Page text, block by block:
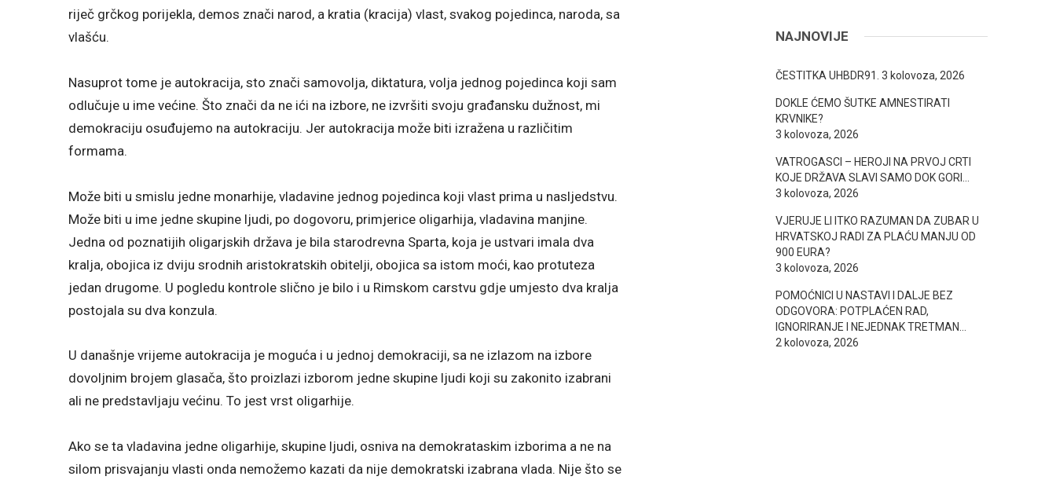
riječ grčkog porijekla, demos znači narod, a kratia (kracija) vlast, svakog pojedinca, naroda, sa
vlašću.
Nasuprot tome je autokracija, sto znači samovolja, diktatura, volja jednog pojedinca koji sam
odlučuje u ime većine. Što znači da ne ići na izbore, ne izvršiti svoju građansku dužnost, mi
demokraciju osuđujemo na autokraciju. Jer autokracija može biti izražena u različitim
formama.
Može biti u smislu jedne monarhije, vladavine jednog pojedinca koji vlast prima u nasljedstvu.
Može biti u ime jedne skupine ljudi, po dogovoru, primjerice oligarhija, vladavina manjine.
Jedna od poznatijih oligarjskih država je bila starodrevna Sparta, koja je ustvari imala dva
kralja, obojica iz dviju srodnih aristokratskih obitelji, obojica sa istom moći, kao protuteza
jedan drugome. U pogledu kontrole slično je bilo i u Rimskom carstvu gdje umjesto dva kralja
postojala su dva konzula.
U današnje vrijeme autokracija je moguća i u jednoj demokraciji, sa ne izlazom na izbore
dovoljnim brojem glasača, što proizlazi izborom jedne skupine ljudi koji su zakonito izabrani
ali ne predstavljaju većinu. To jest vrst oligarhije.
Ako se ta vladavina jedne oligarhije, skupine ljudi, osniva na demokrataskim izborima a ne na
silom prisvajanju vlasti onda nemožemo kazati da nije demokratski izabrana vlada. Nije što se
NAJNOVIJE
ČESTITKA UHBDR91. 3 kolovoza, 2026
DOKLE ĆEMO ŠUTKE AMNESTIRATI
KRVNIKE?
3 kolovoza, 2026
VATROGASCI – HEROJI NA PRVOJ CRTI
KOJE DRŽAVA SLAVI SAMO DOK GORI…
3 kolovoza, 2026
VJERUJE LI ITKO RAZUMAN DA ZUBAR U
HRVATSKOJ RADI ZA PLAĆU MANJU OD
900 EURA?
3 kolovoza, 2026
POMOĆNICI U NASTAVI I DALJE BEZ
ODGOVORA: POTPLAĆEN RAD,
IGNORIRANJE I NEJEDNAK TRETMAN…
2 kolovoza, 2026